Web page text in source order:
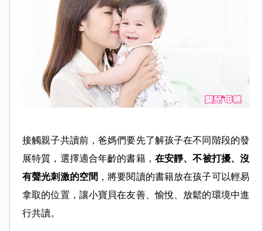
接觸親子共讀前，爸媽們要先了解孩子在不同階段的發
展特質，選擇適合年齡的書籍， 在安靜、不被打擾、沒
有聲光刺激的空間 ，將要閱讀的書籍放在孩子可以輕易
拿取的位置，讓小寶貝在友善、愉悅、放鬆的環境中進
行共讀。